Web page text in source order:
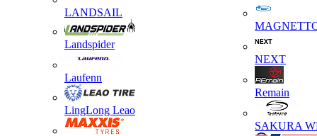
LANDSAIL
Landspider
Laufenn
LingLong Leao
NEXT
Remain
SAKURA